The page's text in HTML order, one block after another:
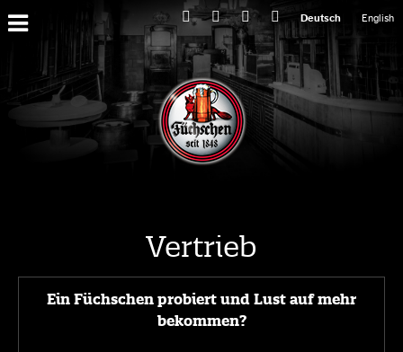
Deutsch English
Primary
Menu
Vertrieb
Ein Füchschen probiert und Lust auf mehr
bekommen?